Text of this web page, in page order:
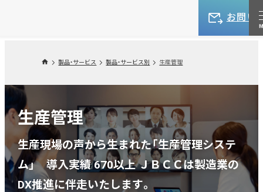
お問い
製品・サービス 製品・サービス別 生産管理
生産管理
生産現場の声から生まれた「生産管理システ
ム」 導入実績 670以上 ＪＢＣＣは製造業の
DX推進に伴走いたします。